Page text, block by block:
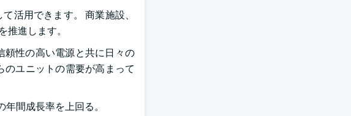
活用できます。 商業施設、
進します。
頼性の高い電源と共に日々の
のユニットの需要が高まって
間成長率を上回る。